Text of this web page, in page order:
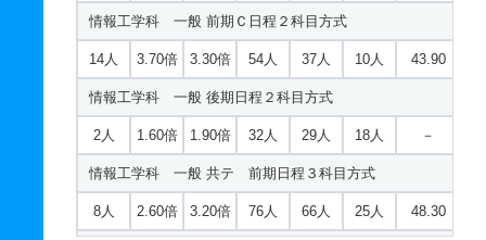
情報工学科 一般 前期Ｃ日程２科目方式
14人 3.70倍 3.30倍 54人 37人 10人 43.90
情報工学科 一般 後期日程２科目方式
2人 1.60倍 1.90倍 32人 29人 18人 －
情報工学科 一般 共テ 前期日程３科目方式
8人 2.60倍 3.20倍 76人 66人 25人 48.30